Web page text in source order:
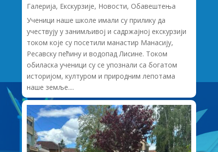
Галерија, Екскурзије, Новости, Обавештења
Ученици наше школе имали су прилику да
учествују у занимљивој и садржајној екскурзији
током које су посетили манастир Манасију,
Ресавску пећину и водопад Лисине. Током
обиласка ученици су се упознали са богатом
историјом, културом и природним лепотама
наше земље....